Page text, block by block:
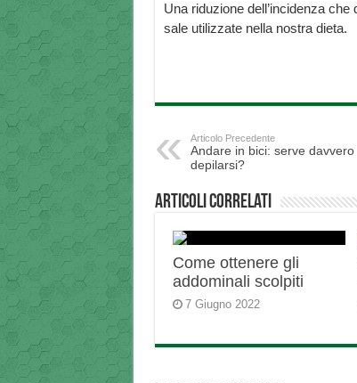
Una riduzione dell’incidenza
sale utilizzate nella nostra dieta.
Articolo Precedente
Andare in bici: serve davvero
depilarsi?
Articoli correlati
Come ottenere gli
addominali scolpiti
7 Giugno 2022